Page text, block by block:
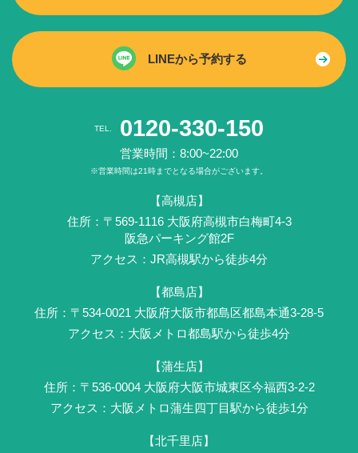
LINEから予約する
TEL. 0120-330-150
営業時間：8:00~22:00
※営業時間は21時までとなる場合がございます。
【高槻店】
住所：〒569-1116 ⼤阪府⾼槻市白梅町4-3
阪急パーキング館2F
アクセス：JR⾼槻駅から徒歩4分
【都島店】
住所：〒534-0021 大阪府大阪市都島区都島本通3-28-5
アクセス：大阪メトロ都島駅から徒歩4分
【蒲生店】
住所：〒536-0004 ⼤阪府大阪市城東区今福西3-2-2
アクセス：大阪メトロ蒲生四丁目駅から徒歩1分
【北千里店】